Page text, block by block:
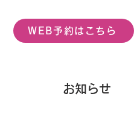
WEB予約はこちら
お知らせ